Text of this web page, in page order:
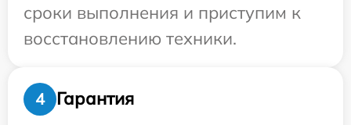
сроки выполнения и приступим к
восстановлению техники.
4
Гарантия